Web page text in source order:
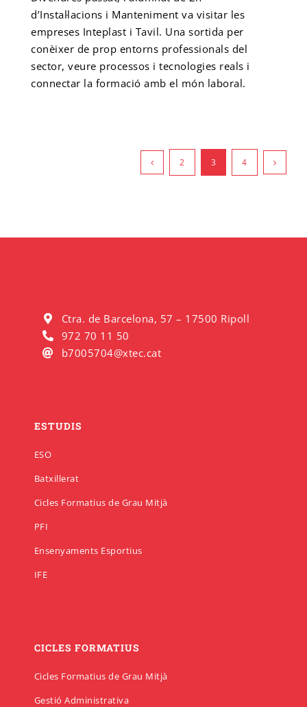
d’Instal·lacions i Manteniment va visitar les
empreses Inteplast i Tavil. Una sortida per
conèixer de prop entorns professionals del
sector, veure processos i tecnologies reals i
connectar la formació amb el món laboral.
2 3 4
Ctra. de Barcelona, 57 – 17500 Ripoll
972 70 11 50
b7005704@xtec.cat
ESTUDIS
ESO
Batxillerat
Cicles Formatius de Grau Mitjà
PFI
Ensenyaments Esportius
IFE
CICLES FORMATIUS
Cicles Formatius de Grau Mitjà
Gestió Administrativa